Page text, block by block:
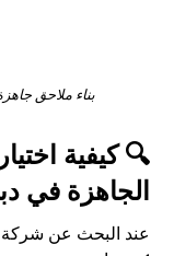
بناء ملاحق
🔍 كيفية
الجاهزة في
عند البحث عن شركة